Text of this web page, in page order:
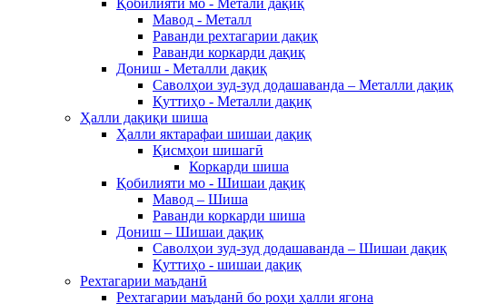
Қобилияти мо - Метали дақиқ
Мавод - Металл
Раванди рехтагарии дақиқ
Раванди коркарди дақиқ
Дониш - Металли дақиқ
Саволҳои зуд-зуд додашаванда – Металли дақиқ
Қуттиҳо - Металли дақиқ
Ҳалли дақиқи шиша
Ҳалли яктарафаи шишаи дақиқ
Қисмҳои шишагӣ
Коркарди шиша
Қобилияти мо - Шишаи дақиқ
Мавод – Шиша
Раванди коркарди шиша
Дониш – Шишаи дақиқ
Саволҳои зуд-зуд додашаванда – Шишаи дақиқ
Қуттиҳо - шишаи дақиқ
Рехтагарии маъданӣ
Рехтагарии маъданӣ бо роҳи ҳалли ягона